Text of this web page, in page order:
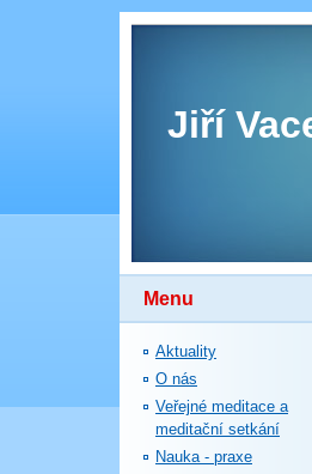
Jiří
Menu
Aktuality
O nás
Veřejné meditace a
meditační setkání
Nauka - praxe